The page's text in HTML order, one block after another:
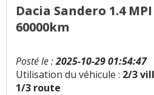
Dacia Sandero 1.4 MPI
60000km
Posté le :2025-10-29 01:54:47
Utilisation du véhicule : 2/3
1/3 route